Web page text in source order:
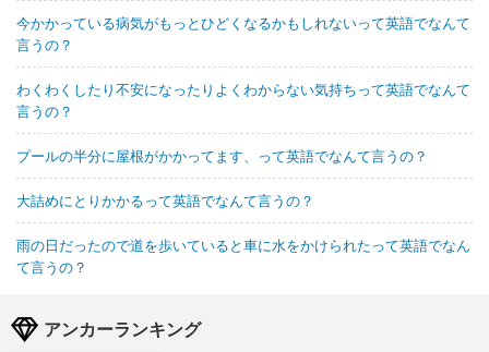
今かかっている病気がもっとひどくなるかもしれないって英語でなんて
言うの？
わくわくしたり不安になったりよくわからない気持ちって英語でなんて
言うの？
プールの半分に屋根がかかってます、って英語でなんて言うの？
大詰めにとりかかるって英語でなんて言うの？
雨の日だったので道を歩いていると車に水をかけられたって英語でなん
て言うの？
アンカーランキング